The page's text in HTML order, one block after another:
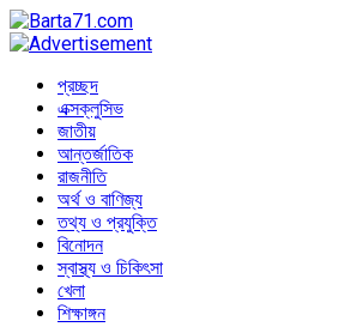
প্রচ্ছদ
এক্সক্লুসিভ
জাতীয়
আন্তর্জাতিক
রাজনীতি
অর্থ ও বাণিজ্য
তথ্য ও প্রযুক্তি
বিনোদন
স্বাস্থ্য ও চিকিৎসা
খেলা
শিক্ষাঙ্গন